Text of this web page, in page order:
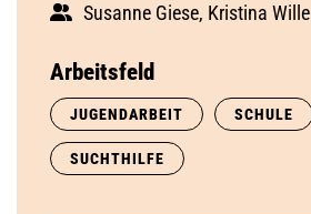
Susanne Giese, Kristina Wille
Arbeitsfeld
JUGENDARBEIT SCHULE
SUCHTHILFE